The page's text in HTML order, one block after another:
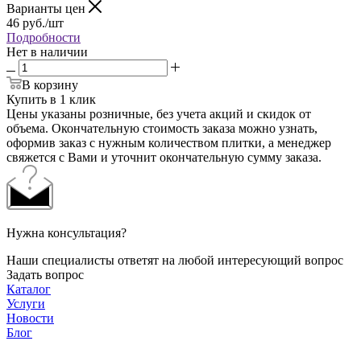
Варианты цен
46 руб./шт
Подробности
Нет в наличии
В корзину
Купить в 1 клик
Цены указаны розничные, без учета акций и скидок от
объема. Окончательную стоимость заказа можно узнать,
оформив заказ с нужным количеством плитки, а менеджер
свяжется с Вами и уточнит окончательную сумму заказа.
Нужна консультация?
Наши специалисты ответят на любой интересующий вопрос
Задать вопрос
Каталог
Услуги
Новости
Блог